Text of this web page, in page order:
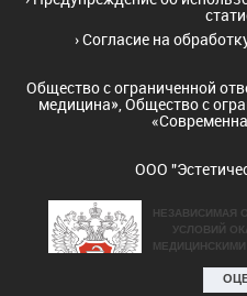
›Согласие на
Общество с ограниченной
медицина», Общество с
ООО